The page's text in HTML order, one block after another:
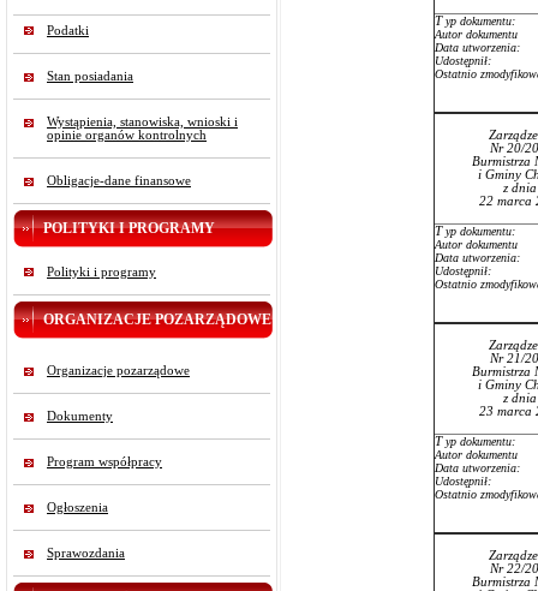
Podatki
Stan posiadania
Wystąpienia, stanowiska, wnioski i
opinie organów kontrolnych
Obligacje-dane finansowe
POLITYKI I PROGRAMY
Polityki i programy
ORGANIZACJE POZARZĄDOWE
Organizacje pozarządowe
Dokumenty
Program współpracy
Ogłoszenia
Sprawozdania
Typ dokumentu:
Autor dokumentu
Data utworzenia:
Udostępnił:
Ostatnio
Nr 20/
Burmistrza
i Gminy
z
22 marca
Typ dokumentu:
Autor dokumentu
Data utworzenia:
Udostępnił:
Ostatnio
Nr 21/
Burmistrza
i Gminy
z
23 marca
Typ dokumentu:
Autor dokumentu
Data utworzenia:
Udostępnił:
Ostatnio
Nr 22/
Burmistrza